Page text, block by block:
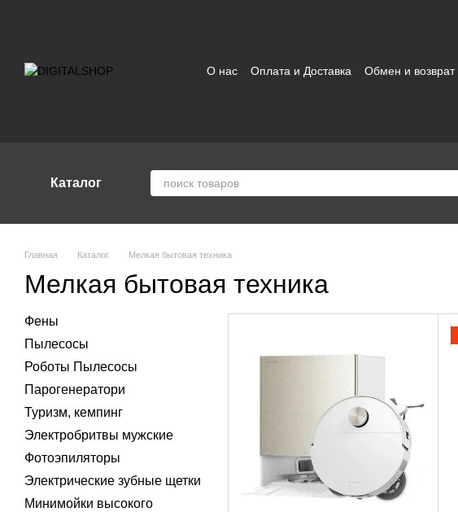
О нас Оплата и Доставка Обмен и возврат
Каталог
Главная Каталог Мелкая бытовая техника
Мелкая бытовая техника
Фены
Пылесосы
Роботы Пылесосы
Парогенератори
Туризм, кемпинг
Электробритвы мужские
Фотоэпиляторы
Электрические зубные щетки
Минимойки высокого